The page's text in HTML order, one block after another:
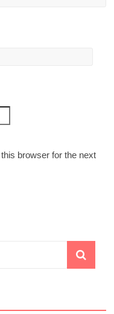
browser for the next